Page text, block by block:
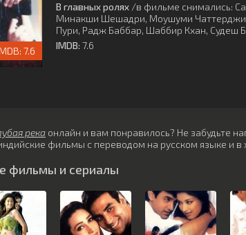
7.6
В главных ролях /в фильме снимались:
Минакши Шешадри, Моушуми Чаттерджи
Пури, Радж Баббар, Шаббир Кхан, Судеш
IMDB: 7.6
река онлайн и вам понравилось? Не забудьте
фильмы с переводом на русском языке и в
фильмы и сериалы